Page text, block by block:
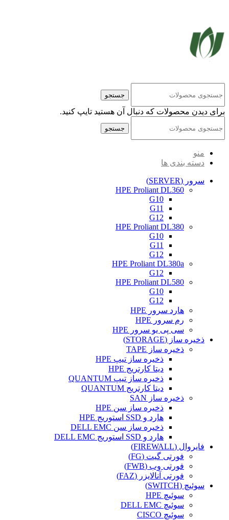
جستجو
برای دیدن محصولات که دنبال آن هستید تایپ کنید.
جستجو
منو
دسته بندی ها
سرور (SERVER)
HPE Proliant DL360
G10
G11
G12
HPE Proliant DL380
G10
G11
G12
HPE Proliant DL380a
G12
HPE Proliant DL580
G10
G12
هارد سرور HPE
رم سرور HPE
سی پی یو سرور HPE
ذخیره ساز (STORAGE)
ذخیره ساز TAPE
ذخیره ساز تیپ HPE
دیتا کارتریج HPE
ذخیره ساز تیپ QUANTUM
دیتا کارتریج QUANTUM
ذخیره ساز SAN
ذخیره ساز سن HPE
هارد و SSD استوریج HPE
ذخیره ساز سن DELL EMC
هارد و SSD استوریج DELL EMC
فایروال (FIREWALL)
فورتی گیت (FG)
فورتی وب (FWB)
فورتی آنالایزر (FAZ)
سوئیچ (SWITCH)
سوئیچ HPE
سوئیچ DELL EMC
سوئیچ CISCO